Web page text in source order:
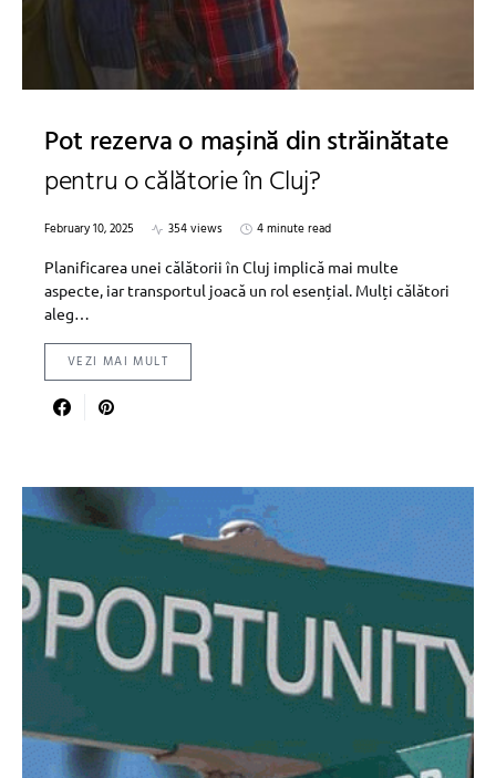
Pot rezerva o mașină din străinătate
pentru o călătorie în Cluj?
February 10, 2025 354 views
4 minute read
Planificarea unei călătorii în Cluj implică mai multe
aspecte, iar transportul joacă un rol esențial. Mulți călători
aleg…
VEZI MAI MULT